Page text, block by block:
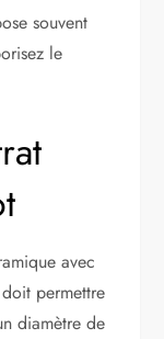
souvent
le
avec
permettre
diamètre de